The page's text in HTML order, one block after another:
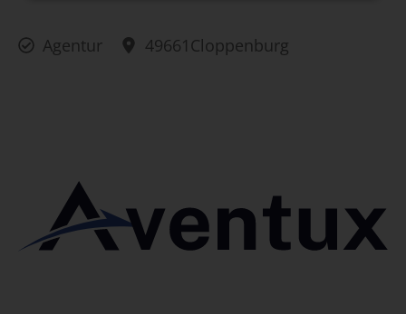
Agentur 49661 Cloppenburg